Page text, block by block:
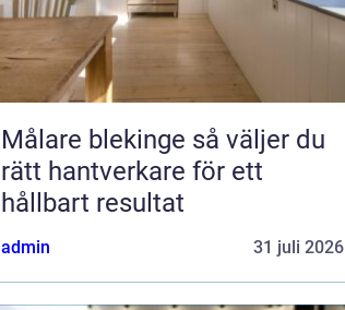
Målare blekinge så väljer du
rätt hantverkare för ett
hållbart resultat
admin 31 juli 2026